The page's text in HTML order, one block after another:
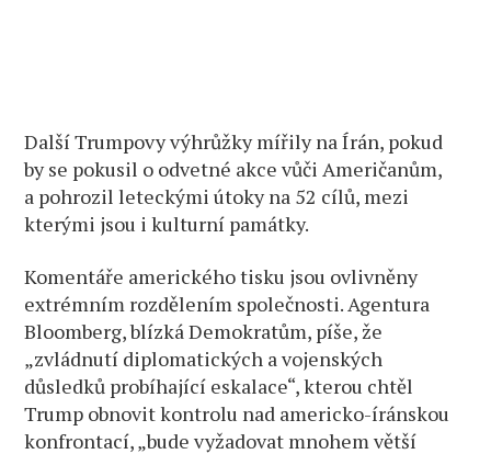
Další Trumpovy výhrůžky mířily na Írán, pokud
by se pokusil o odvetné akce vůči Američanům,
a pohrozil leteckými útoky na 52 cílů, mezi
kterými jsou i kulturní památky.
Komentáře amerického tisku jsou ovlivněny
extrémním rozdělením společnosti. Agentura
Bloomberg, blízká Demokratům, píše, že
„zvládnutí diplomatických a vojenských
důsledků probíhající eskalace“, kterou chtěl
Trump obnovit kontrolu nad americko-íránskou
konfrontací, „bude vyžadovat mnohem větší